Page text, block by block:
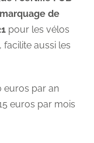
marquage de
pour les vélos
aussi les
euros par an
euros par mois